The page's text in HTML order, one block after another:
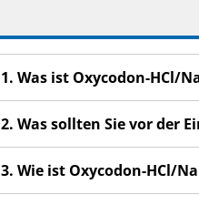
Wenn Sie
Nebenwirkungen, die
1. Was ist Oxycodon-HCl/
2. Was sollten Sie vor der
3. Wie ist Oxycodon-HCl/